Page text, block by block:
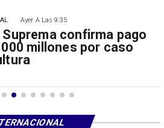
Ayer A Las 9:35
confirma pago
millones por caso